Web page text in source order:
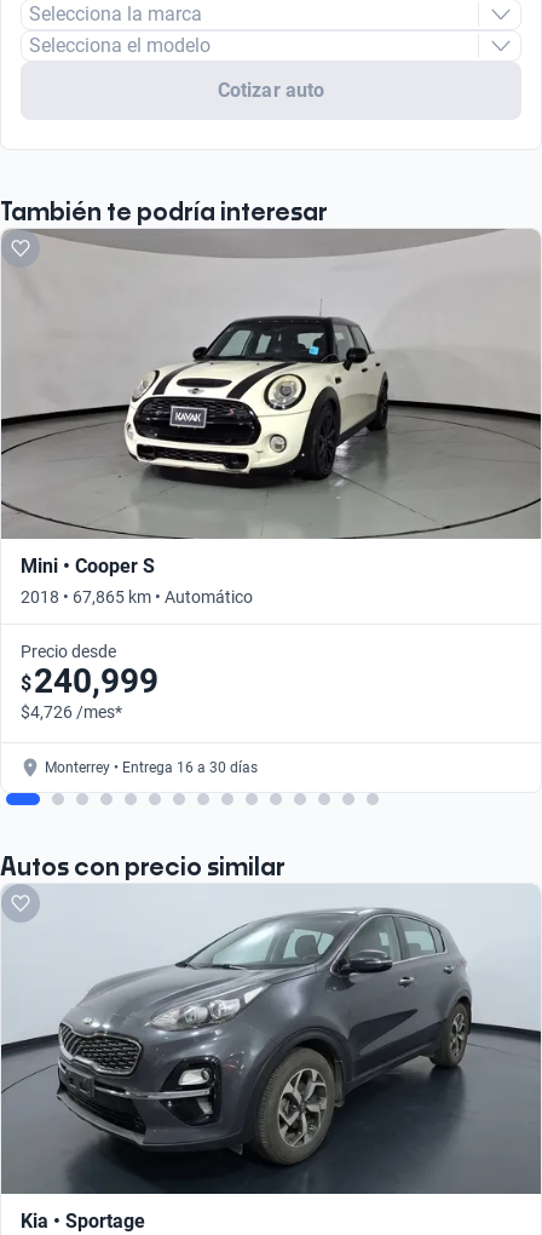
Selecciona la marca
Selecciona el modelo
Cotizar auto
También te podría interesar
Mini • Cooper S
2018 • 67,865 km • Automático
Precio desde
$240,999
$4,726 /mes*
Monterrey • Entrega 16 a 30 días
Autos con precio similar
Kia • Sportage